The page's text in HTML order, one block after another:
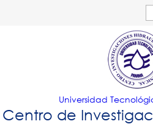
Jump to
Universidad
Centro de